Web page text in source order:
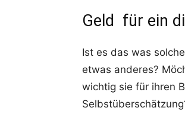
Geld für ein
Ist es das was
etwas anderes?
wichtig sie für ihren